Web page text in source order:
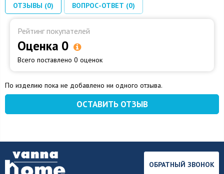
ОТЗЫВЫ (0) ВОПРОС-ОТВЕТ (0)
Рейтинг покупателей
Оценка 0
Всего поставлено 0 оценок
По изделию пока не добавлено ни одного отзыва.
ОСТАВИТЬ ОТЗЫВ
ОБРАТНЫЙ ЗВОНОК